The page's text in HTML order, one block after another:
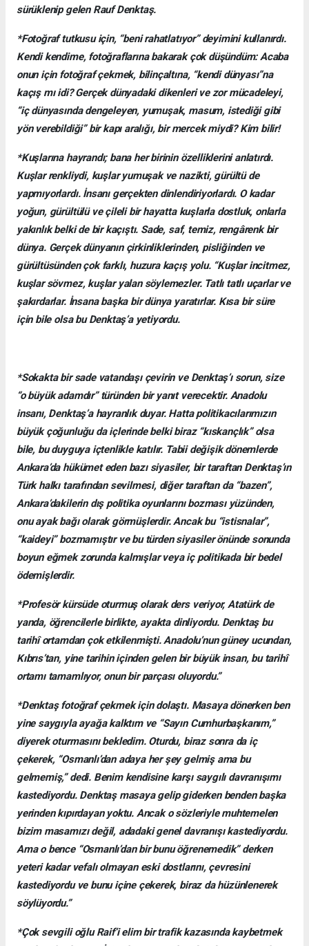
sürüklenip gelen Rauf Denktaş.
*Fotoğraf tutkusu için, “beni rahatlatıyor” deyimini kullanırdı.
Kendi kendime, fotoğraflarına bakarak çok düşündüm: Acaba
onun için fotoğraf çekmek, bilinçaltına, “kendi dünyası”na
kaçış mı idi? Gerçek dünyadaki dikenleri ve zor mücadeleyi,
“iç dünyasında dengeleyen, yumuşak, masum, istediği gibi
yön verebildiği” bir kapı aralığı, bir mercek miydi? Kim bilir!
*Kuşlarına hayrandı; bana her birinin özelliklerini anlatırdı.
Kuşlar renkliydi, kuşlar yumuşak ve nazikti, gürültü de
yapmıyorlardı. İnsanı gerçekten dinlendiriyorlardı. O kadar
yoğun, gürültülü ve çileli bir hayatta kuşlarla dostluk, onlarla
yakınlık belki de bir kaçıştı. Sade, saf, temiz, rengârenk bir
dünya. Gerçek dünyanın çirkinliklerinden, pisliğinden ve
gürültüsünden çok farklı, huzura kaçış yolu. “Kuşlar incitmez,
kuşlar sövmez, kuşlar yalan söylemezler. Tatlı tatlı uçarlar ve
şakırdarlar. İnsana başka bir dünya yaratırlar. Kısa bir süre
için bile olsa bu Denktaş’a yetiyordu.
*Sokakta bir sade vatandaşı çevirin ve Denktaş’ı sorun, size
“o büyük adamdır” türünden bir yanıt verecektir. Anadolu
insanı, Denktaş’a hayranlık duyar. Hatta politikacılarımızın
büyük çoğunluğu da içlerinde belki biraz “kıskançlık” olsa
bile, bu duyguya içtenlikle katılır. Tabii değişik dönemlerde
Ankara’da hükümet eden bazı siyasiler, bir taraftan Denktaş’ın
Türk halkı tarafından sevilmesi, diğer taraftan da “bazen”,
Ankara’dakilerin dış politika oyunlarını bozması yüzünden,
onu ayak bağı olarak görmüşlerdir. Ancak bu “istisnalar”,
“kaideyi” bozmamıştır ve bu türden siyasiler önünde sonunda
boyun eğmek zorunda kalmışlar veya iç politikada bir bedel
ödemişlerdir.
*Profesör kürsüde oturmuş olarak ders veriyor, Atatürk de
yanda, öğrencilerle birlikte, ayakta dinliyordu. Denktaş bu
tarihî ortamdan çok etkilenmişti. Anadolu’nun güney ucundan,
Kıbrıs’tan, yine tarihin içinden gelen bir büyük insan, bu tarihî
ortamı tamamlıyor, onun bir parçası oluyordu.”
*Denktaş fotoğraf çekmek için dolaştı. Masaya dönerken ben
yine saygıyla ayağa kalktım ve “Sayın Cumhurbaşkanım,”
diyerek oturmasını bekledim. Oturdu, biraz sonra da iç
çekerek, “Osmanlı’dan adaya her şey gelmiş ama bu
gelmemiş,” dedi. Benim kendisine karşı saygılı davranışımı
kastediyordu. Denktaş masaya gelip giderken benden başka
yerinden kıpırdayan yoktu. Ancak o sözleriyle muhtemelen
bizim masamızı değil, adadaki genel davranışı kastediyordu.
Ama o bence “Osmanlı’dan bir bunu öğrenemedik” derken
yeteri kadar vefalı olmayan eski dostlarını, çevresini
kastediyordu ve bunu içine çekerek, biraz da hüzünlenerek
söylüyordu.”
*Çok sevgili oğlu Raif’i elim bir trafik kazasında kaybetmek